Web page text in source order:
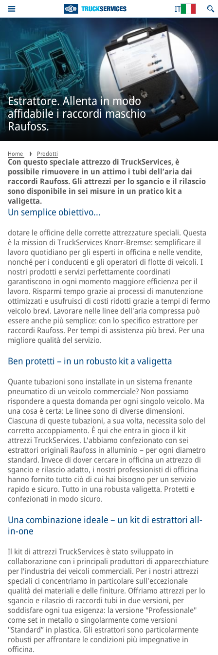
IT
Estrattore. Allenta in modo
affidabile i raccordi maschio
Raufoss.
Home Prodotti
Con questo speciale attrezzo di TruckServices, è
possibile rimuovere in un attimo i tubi dell’aria dai
raccordi Raufoss. Gli attrezzi per lo sgancio e il rilascio
sono disponibile in sei misure in un pratico kit a
valigetta.
Un semplice obiettivo...
dotare le officine delle corrette attrezzature speciali. Questa
è la mission di TruckServices Knorr-Bremse: semplificare il
lavoro quotidiano per gli esperti in officina e nelle vendite,
nonché per i conducenti e gli operatori di flotte di veicoli. I
nostri prodotti e servizi perfettamente coordinati
garantiscono in ogni momento maggiore efficienza per il
lavoro. Risparmi tempo grazie ai processi di manutenzione
ottimizzati e usufruisci di costi ridotti grazie a tempi di fermo
veicolo brevi. Lavorare nelle linee dell'aria compressa può
essere anche più semplice: con lo specifico estrattore per
raccordi Raufoss. Per tempi di assistenza più brevi. Per una
migliore qualità del servizio.
Ben protetti – in un robusto kit a valigetta
Quante tubazioni sono installate in un sistema frenante
pneumatico di un veicolo commerciale? Non possiamo
rispondere a questa domanda per ogni singolo veicolo. Ma
una cosa è certa: Le linee sono di diverse dimensioni.
Ciascuna di queste tubazioni, a sua volta, necessita solo del
corretto accoppiamento. È qui che entra in gioco il kit
attrezzi TruckServices. L'abbiamo confezionato con sei
estrattori originali Raufoss in alluminio – per ogni diametro
standard. Invece di dover cercare in officina un attrezzo di
sgancio e rilascio adatto, i nostri professionisti di officina
hanno fornito tutto ciò di cui hai bisogno per un servizio
rapido e sicuro. Tutto in una robusta valigetta. Protetti e
confezionati in modo sicuro.
Una combinazione ideale – un kit di estrattori all-
in-one
Il kit di attrezzi TruckServices è stato sviluppato in
collaborazione con i principali produttori di apparecchiature
per l'industria dei veicoli commerciali. Per i nostri attrezzi
speciali ci concentriamo in particolare sull'eccezionale
qualità dei materiali e delle finiture. Offriamo attrezzi per lo
sgancio e rilascio di raccordi tubi in due versioni, per
soddisfare ogni tua esigenza: la versione "Professionale"
come set in metallo o singolarmente come versioni
"Standard” in plastica. Gli estrattori sono particolarmente
robusti per affrontare le condizioni più impegnative in
officina.